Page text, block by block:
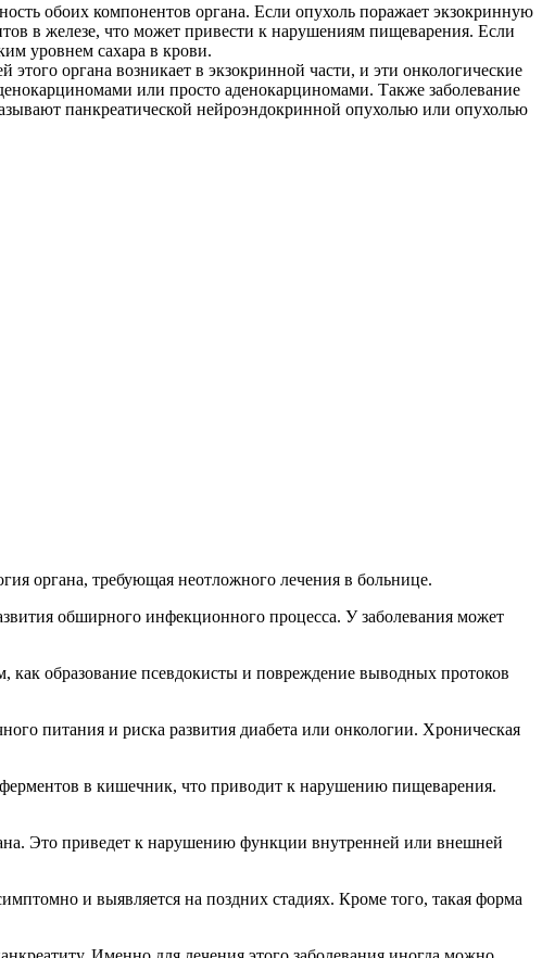
обоих компонентов органа. Если опухоль поражает экзокринную
в железе, что может привести к нарушениям пищеварения. Если
уровнем сахара в крови.
органа возникает в экзокринной части, и эти онкологические
или просто аденокарциномами. Также заболевание
панкреатической нейроэндокринной опухолью или опухолью
органа, требующая неотложного лечения в больнице.
обширного инфекционного процесса. У заболевания может
образование псевдокисты и повреждение выводных протоков
питания и риска развития диабета или онкологии. Хроническая
в кишечник, что приводит к нарушению пищеварения.
Это приведет к нарушению функции внутренней или внешней
и выявляется на поздних стадиях. Кроме того, такая форма